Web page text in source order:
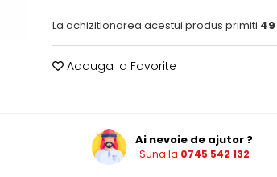
La achizitionarea acestui produs primiti 49
Adauga la Favorite
Ai nevoie de ajutor ?
Suna la 0745 542 132